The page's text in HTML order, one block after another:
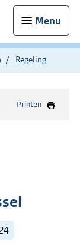
Menu
Regeling
Printen